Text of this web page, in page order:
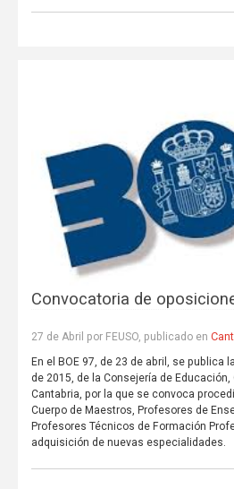
Convocatoria de
27 de Abril por FEUSO, publicado en
En el BOE 97, de 23 de abril, se publica
de 2015, de la Consejería de Educación,
Cantabria, por la que se convoca
Cuerpo de Maestros, Profesores de
Profesores Técnicos de Formación
adquisición de nuevas especialidades.